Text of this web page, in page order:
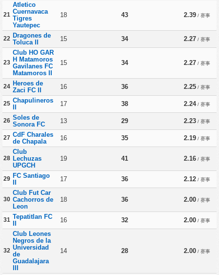
21
Atletico
Cuernavaca
Tigres
Yautepec
18 43 2.39 / 赛事
22 Dragones de
Toluca II
15 34 2.27 / 赛事
23
Club HO GAR
H Matamoros
Gavilanes FC
Matamoros II
15 34 2.27 / 赛事
24 Heroes de
Zaci FC II
16 36 2.25 / 赛事
25 Chapulineros
17 38 2.24/ 赛事
26 Soles de
Sonora FC
13 29 2.23 / 赛事
27 CdF Charales
de Chapala
16 35 2.19 / 赛事
28
Club
Lechuzas
UPGCH
19 41 2.16 / 赛事
29 FC Santiago
17 36 2.12 / 赛事
30
Club Fut Car
Cachorros de
Leon
18 36 2.00 / 赛事
31 Tepatitlan FC
16 32 2.00 / 赛事
32
Club Leones
Negros de la
Universidad
de
Guadalajara
14 28 2.00 / 赛事